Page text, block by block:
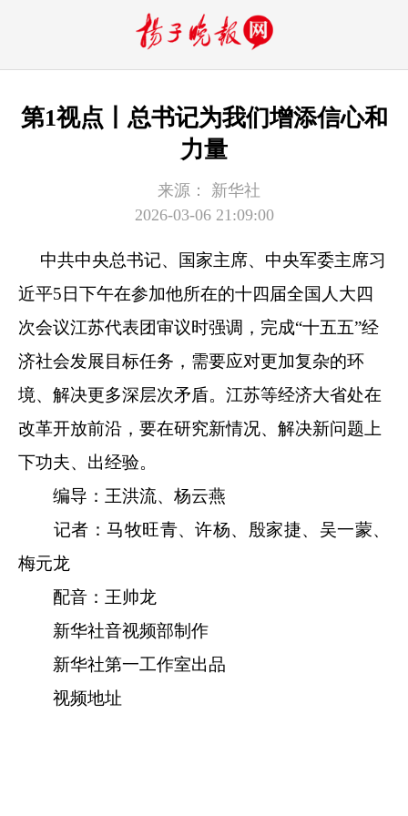
第1视点丨总书记为我们增添信心和
力量
来源：
新华社
2026-03-06 21:09:00
中共中央总书记、国家主席、中央军委主席习
近平5日下午在参加他所在的十四届全国人大四
次会议江苏代表团审议时强调，完成“十五五”经
济社会发展目标任务，需要应对更加复杂的环
境、解决更多深层次矛盾。江苏等经济大省处在
改革开放前沿，要在研究新情况、解决新问题上
下功夫、出经验。
编导：王洪流、杨云燕
记者：马牧旺青、许杨、殷家捷、吴一蒙、
梅元龙
配音：王帅龙
新华社音视频部制作
新华社第一工作室出品
视频地址